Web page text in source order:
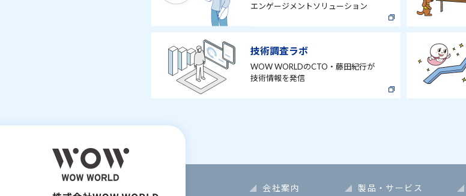
エンゲージメントソリューション
技術調査ラボ
WOW WORLDのCTO・藤田紀行が
技術情報を発信
会社案内 製品・サービス